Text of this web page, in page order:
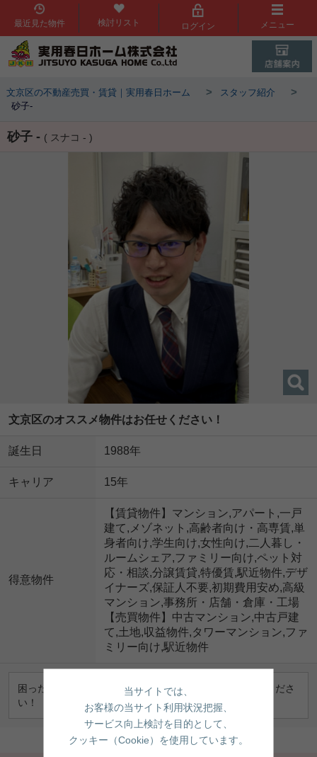
最近見た物件 検討リスト ログイン メニュー
文京区の不動産売買・賃貸｜実用春日ホーム > スタッフ紹介 >
砂子-
砂子 - ( スナコ - )
文京区のオススメ物件はお任せください！
誕生日 1988年
キャリア 15年
得意物件
【賃貸物件】マンション,アパート,一戸
建て,メゾネット,高齢者向け・高専賃,単
身者向け,学生向け,女性向け,二人暮し・
ルームシェア,ファミリー向け,ペット対
応・相談,分譲賃貸,特優賃,駅近物件,デザ
イナーズ,保証人不要,初期費用安め,高級
マンション,事務所・店舗・倉庫・工場
【売買物件】中古マンション,中古戸建
て,土地,収益物件,タワーマンション,ファ
ミリー向け,駅近物件
困ったことや相談しにくいこともお気軽にお問い合わせくださ
い！
当サイトでは、
お客様の当サイト利用状況把握、
サービス向上検討を目的として、
クッキー（Cookie）を使用しています。